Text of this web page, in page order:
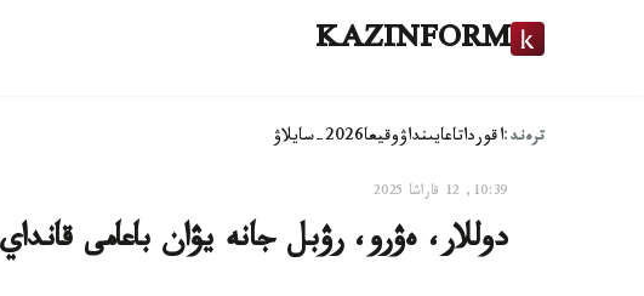
KAZINFORM
ترەند:اقورداتاعايىنداۋوقيعا2026-سايلاۋ
10:39, 12 قاراشا 2025
دوللار، ەۋرو، رۋبل جانە يۋان باعامى قانداي